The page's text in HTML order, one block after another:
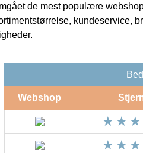
de mest populære
kundeservice,
Webshop